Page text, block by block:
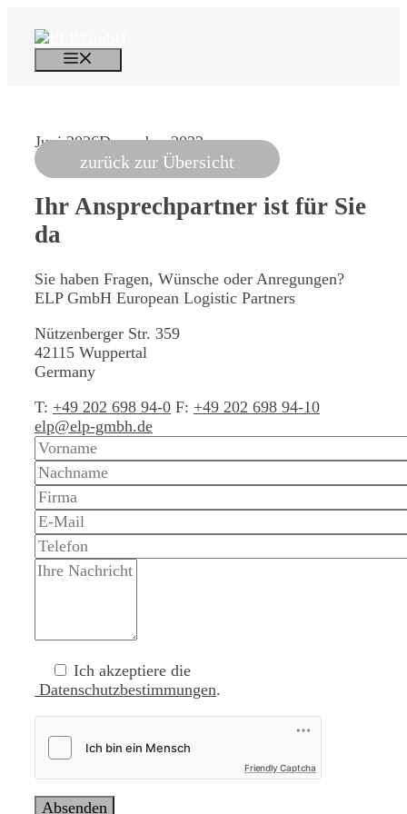
Inhalt
springen
Juni 2026Dezember 2022
zurück zur Übersicht
Ihr Ansprechpartner ist für Sie
da
Sie haben Fragen, Wünsche oder Anregungen?
ELP GmbH European Logistic Partners
Nützenberger Str. 359
42115 Wuppertal
Germany
T: +49 202 698 94-0 F: +49 202 698 94-10
elp@elp-gmbh.de
Ich akzeptiere die
Datenschutzbestimmungen.
Friendly Captcha